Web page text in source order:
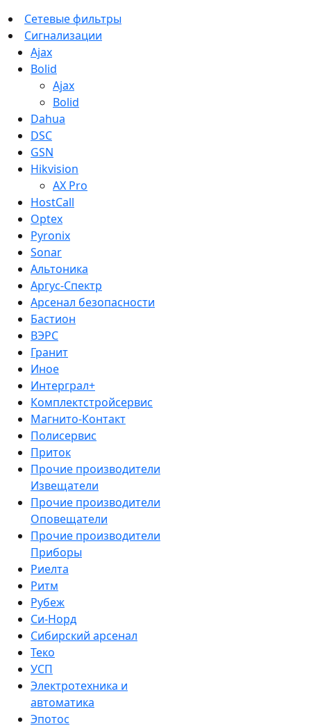
Сетевые фильтры
Сигнализации
Ajax
Bolid
Ajax
Bolid
Dahua
DSC
GSN
Hikvision
AX Pro
HostCall
Optex
Pyronix
Sonar
Альтоника
Аргус-Спектр
Арсенал безопасности
Бастион
ВЭРС
Гранит
Иное
Интерграл+
Комплектстройсервис
Магнито-Контакт
Полисервис
Приток
Прочие производители
Извещатели
Прочие производители
Оповещатели
Прочие производители
Приборы
Риелта
Ритм
Рубеж
Си-Норд
Сибирский арсенал
Теко
УСП
Электротехника и
автоматика
Эпотос